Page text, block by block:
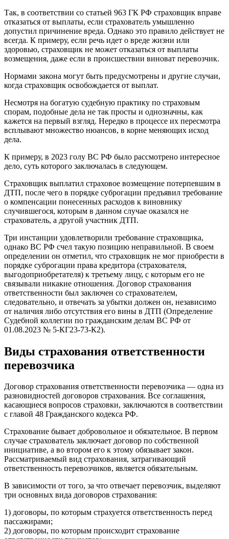
Так, в соответствии со статьей 963 ГК РФ страховщик вправе
отказаться от выплаты, если страхователь умышленно
допустил причинение вреда. Однако это правило действует не
всегда. К примеру, если речь идет о вреде жизни или
здоровью, страховщик не может отказаться от выплаты
возмещения, даже если в происшествии виноват перевозчик.
Нормами закона могут быть предусмотрены и другие случаи,
когда страховщик освобождается от выплат.
Несмотря на богатую судебную практику по страховым
спорам, подобные дела не так просты и однозначны, как
кажется на первый взгляд. Нередко в процессе их пересмотра
всплывают множество нюансов, в корне меняющих исход
дела.
К примеру, в 2023 голу ВС РФ было рассмотрено интересное
дело, суть которого заключалась в следующем.
Страховщик выплатил страховое возмещение потерпевшим в
ДТП, после чего в порядке суброгации предъявил требование
о компенсации понесенных расходов к виновнику
случившегося, которым в данном случае оказался не
страхователь, а другой участник ДТП.
Три инстанции удовлетворили требование страховщика,
однако ВС РФ счел такую позицию неправильной. В своем
определении он отметил, что страховщик не мог приобрести в
порядке суброгации права кредитора (страхователя,
выгодоприобретателя) к третьему лицу, с которым его не
связывали никакие отношения. Договор страхования
ответственности был заключен со страхователем,
следовательно, и отвечать за убытки должен он, независимо
от наличия либо отсутствия его вины в ДТП (Определение
Судебной коллегии по гражданским делам ВС РФ от
01.08.2023 № 5-КГ23-73-К2).
Виды страхования ответственности
перевозчика
Договор страхования ответственности перевозчика — одна из
разновидностей договоров страхования. Все соглашения,
касающиеся вопросов страховки, заключаются в соответствии
с главой 48 Гражданского кодекса РФ.
Страхование бывает добровольное и обязательное. В первом
случае страхователь заключает договор по собственной
инициативе, а во втором его к этому обязывает закон.
Рассматриваемый вид страхования, затрагивающий
ответственность перевозчиков, является обязательным.
В зависимости от того, за что отвечает перевозчик, выделяют
три основных вида договоров страхования:
1) договоры, по которым страхуется ответственность перед
пассажирами;
2) договоры, по которым происходит страхование